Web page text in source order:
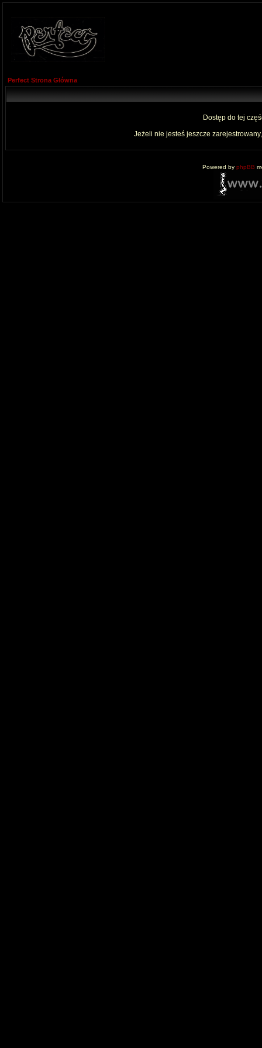
Perfect Strona Główna
Dostęp do tej
Jeżeli nie jesteś jeszcze
Powered by phpBB